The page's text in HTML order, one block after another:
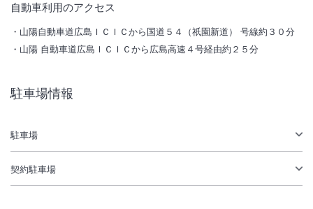
ホテルグランヴィア広島サウスゲートの開業により、「ホテルグラン
二館体制のもと、「グランヴィア広島」で宴会場利用と併せて、「サウ
提案させていただきます。
駅徒歩5分 駐車場あり
自動車利用のアクセス
山陽自動車道広島ＩＣＩＣから国道５４（祇園新道） 号線約３０分
山陽 自動車道広島ＩＣＩＣから広島高速４号経由約２５分
駐車場情報
駐車場
契約駐車場